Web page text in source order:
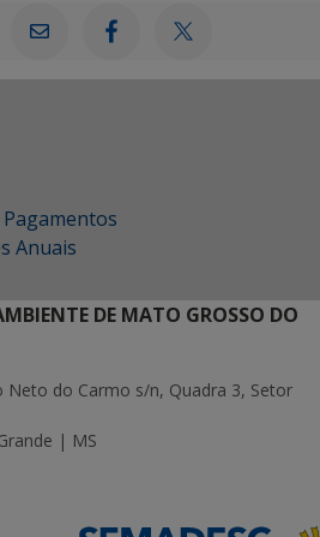
Anuais
DE MATO GROSSO DO
Neto do Carmo s/n, Quadra 3, Setor
| MS